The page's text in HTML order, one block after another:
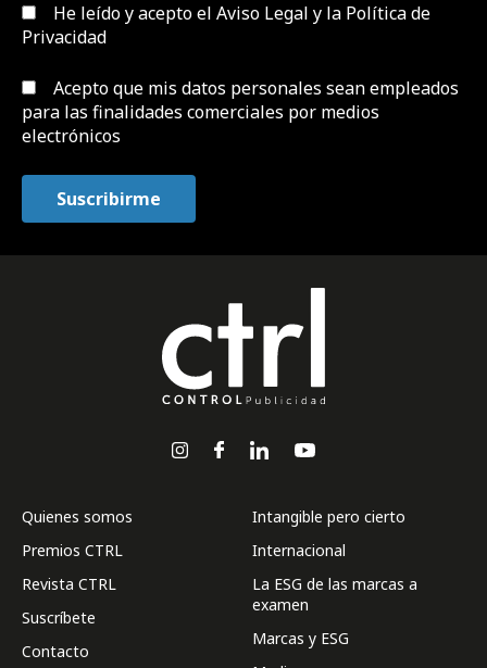
He leído y acepto el Aviso Legal y la Política de
Privacidad
Acepto que mis datos personales sean empleados
para las finalidades comerciales por medios
electrónicos
Quienes somos
Premios CTRL
Revista CTRL
Suscríbete
Contacto
Intangible pero cierto
Internacional
La ESG de las marcas a
examen
Marcas y ESG